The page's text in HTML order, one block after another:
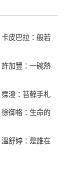
皮巴拉：般若
加豐：一碗熱
澄：苔蘚手札
御格：生命的
舒婷：是誰在